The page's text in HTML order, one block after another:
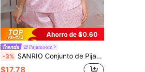
Ahorro de $0.60
Pajamoom
-3% SANRIO Conjunto de Pijama de 2 Piezas My Melody para Mujer con Estampado de Leopardo Rosa, Conjunto de Camisa con Cuello y Manga Corta y Pantalones Cortos, Ropa de Estar en Casa, Conjunto de Pijama Lindo, Conjunto de Ropa Casual
$17.78